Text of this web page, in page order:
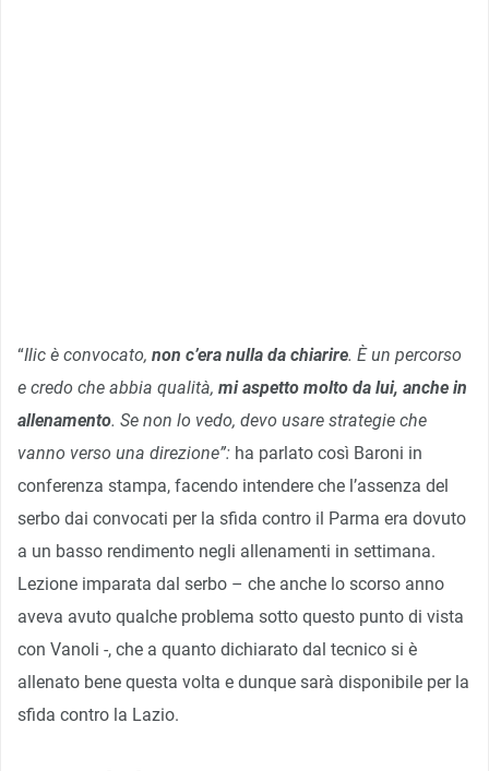
“Ilic è convocato, non c’era nulla da chiarire. È un percorso
e credo che abbia qualità, mi aspetto molto da lui, anche in
allenamento. Se non lo vedo, devo usare strategie che
vanno verso una direzione”: ha parlato così Baroni in
conferenza stampa, facendo intendere che l’assenza del
serbo dai convocati per la sfida contro il Parma era dovuto
a un basso rendimento negli allenamenti in settimana.
Lezione imparata dal serbo – che anche lo scorso anno
aveva avuto qualche problema sotto questo punto di vista
con Vanoli -, che a quanto dichiarato dal tecnico si è
allenato bene questa volta e dunque sarà disponibile per la
sfida contro la Lazio.